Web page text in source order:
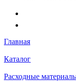
Главная
Каталог
Расходные